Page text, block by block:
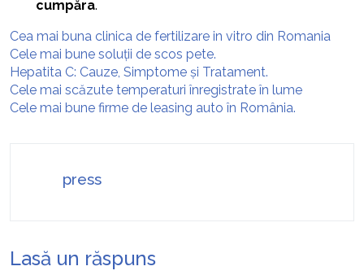
cumpăra.
Cea mai buna clinica de fertilizare in vitro din Romania
Cele mai bune soluții de scos pete.
Hepatita C: Cauze, Simptome și Tratament.
Cele mai scăzute temperaturi înregistrate în lume
Cele mai bune firme de leasing auto în România.
press
Lasă un răspuns